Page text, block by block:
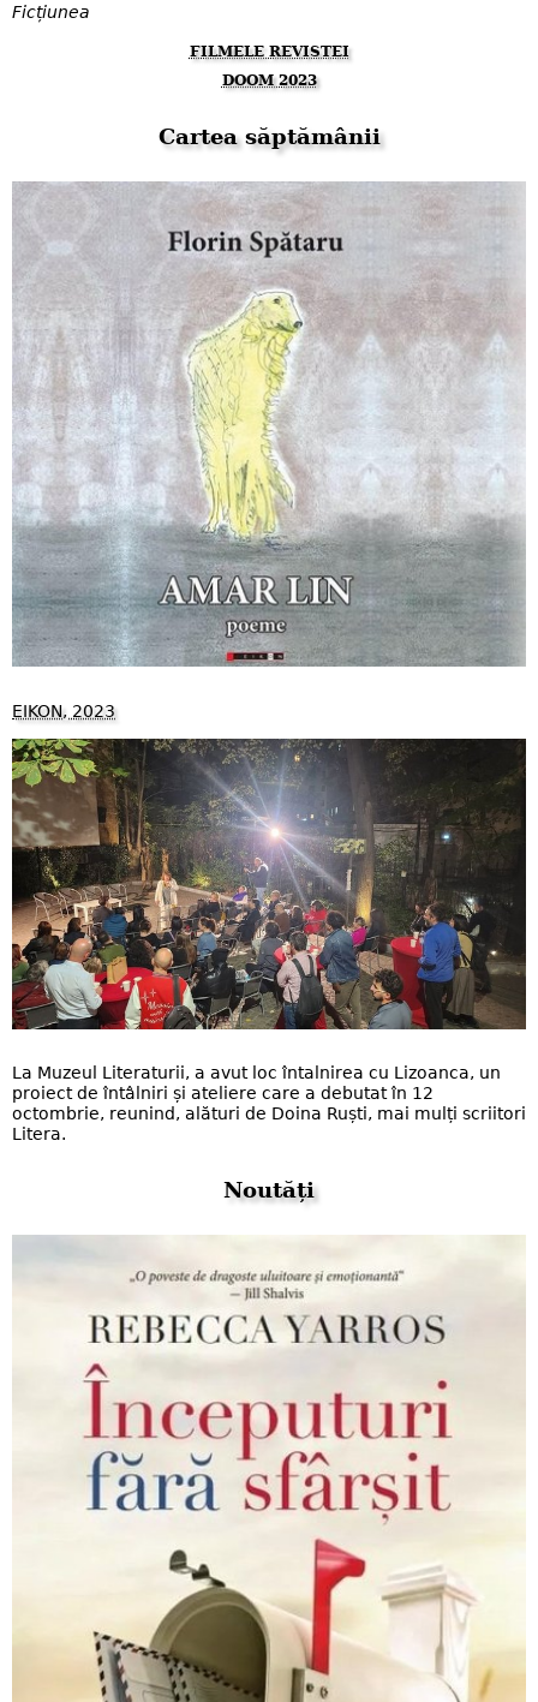
Ficțiunea
FILMELE REVISTEI
DOOM 2023
Cartea săptămânii
EIKON, 2023
La Muzeul Literaturii, a avut loc întalnirea cu Lizoanca, un
proiect de întâlniri și ateliere care a debutat în 12
octombrie, reunind, alături de Doina Ruști, mai mulți scriitori
Litera.
Noutăți